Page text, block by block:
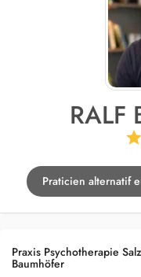
RALF
Praticien alternatif
Praxis Psychotherapie
Baumhöfer